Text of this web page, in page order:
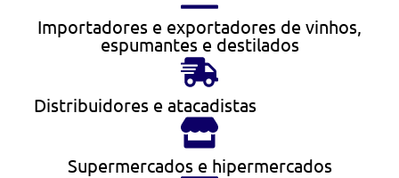
Importadores e exportadores de vinhos,
espumantes e destilados
Distribuidores e atacadistas
Supermercados e hipermercados